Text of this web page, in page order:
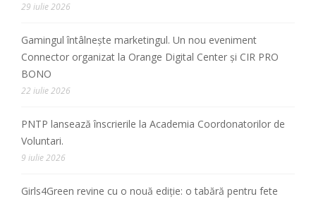
29 iulie 2026
Gamingul întâlnește marketingul. Un nou eveniment
Connector organizat la Orange Digital Center și CIR PRO
BONO
22 iulie 2026
PNTP lansează înscrierile la Academia Coordonatorilor de
Voluntari.
9 iulie 2026
Girls4Green revine cu o nouă ediție: o tabără pentru fete